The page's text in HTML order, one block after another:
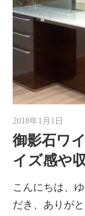
2018年1月1日
御影石ワ
イズ感や
こんにちは、
だき、ありが